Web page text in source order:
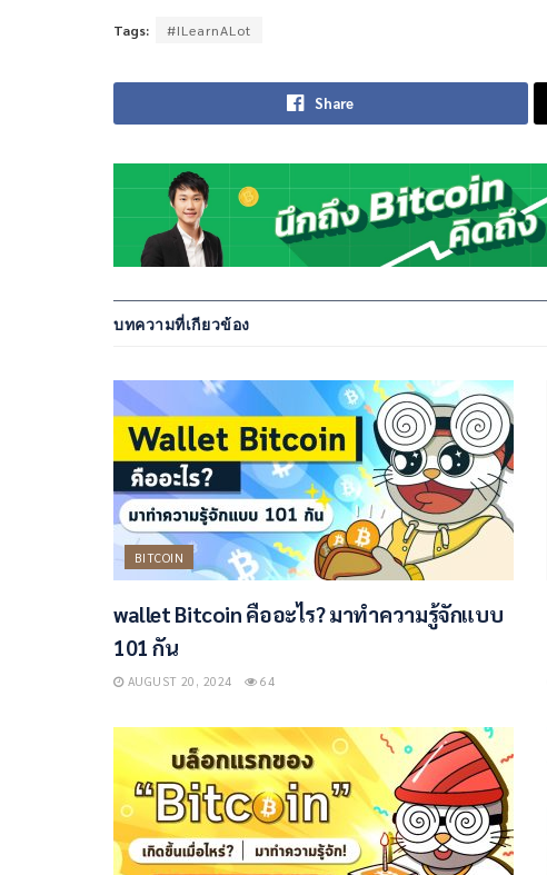
Tags: #ILearnALot
Share
บทความที่เกียวข้อง
BITCOIN
wallet Bitcoin คืออะไร? มาทำความรู้จักแบบ
101 กัน
AUGUST 20, 2024 64